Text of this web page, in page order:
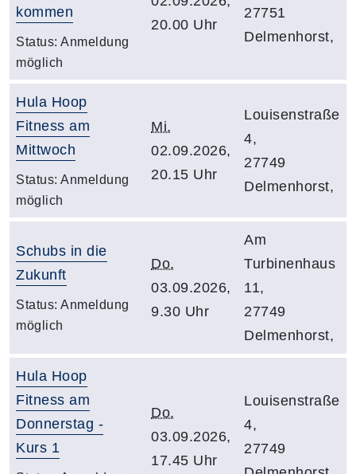
kommen
Status: Anmeldung
möglich
20.00 Uhr
27751
Delmenhorst,
Hula Hoop
Fitness am
Mittwoch
Status: Anmeldung
möglich
Mi.
02.09.2026,
20.15 Uhr
Louisenstraße
4,
27749
Delmenhorst,
Schubs in die
Zukunft
Status: Anmeldung
möglich
Do.
03.09.2026,
9.30 Uhr
Am
Turbinenhaus
11,
27749
Delmenhorst,
Hula Hoop
Fitness am
Donnerstag -
Kurs 1
Do.
03.09.2026,
17.45 Uhr
Louisenstraße
4,
27749